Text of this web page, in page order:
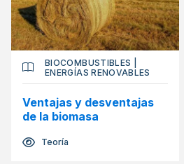
BIOCOMBUSTIBLES
ENERGÍAS RENOVABLES
Ventajas y desventajas
de la biomasa
Teoría